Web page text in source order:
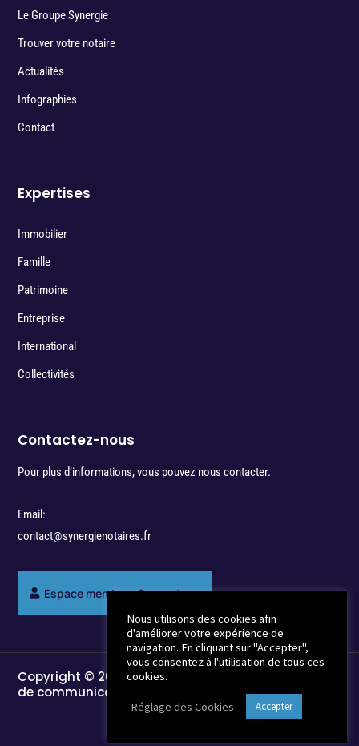
Le Groupe Synergie
Trouver votre notaire
Actualités
Infographies
Contact
Expertises
Immobilier
Famille
Patrimoine
Entreprise
International
Collectivités
Contactez-nous
Pour plus d’informations, vous pouvez nous contacter.
Email:
contact@synergienotaires.fr
Espace membres Synergie
Copyright © 2022 - Break-Out Company - Agence
de communication
Nous utilisons des cookies afin
d'améliorer votre expérience de
navigation. En cliquant sur "Accepter",
vous consentez à l'utilisation de tous ces
cookies.
Réglage des Cookies Accepter